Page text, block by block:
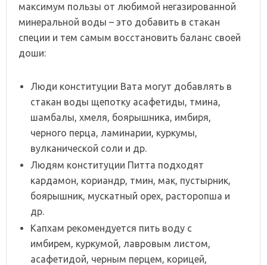
максимум пользы от любимой негазированной
минеральной воды – это добавить в стакан
специи и тем самым восстановить баланс своей
доши:
Люди конституции Вата могут добавлять в
стакан воды щепотку асафетиды, тмина,
шамбалы, хмеля, боярышника, имбиря,
черного перца, ламинарии, куркумы,
вулканической соли и др.
Людям конституции Питта подходят
кардамон, кориандр, тмин, мак, пустырник,
боярышник, мускатный орех, расторопша и
др.
Капхам рекомендуется пить воду с
имбирем, куркумой, лавровым листом,
асафетидой, черным перцем, корицей,